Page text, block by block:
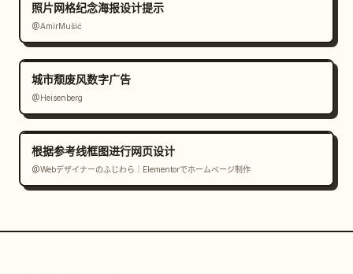
照片网格纪念海报设计提示
@AmirMušić
城市颓废风数字广告
@Heisenberg
根据参考线框图进行网页设计
@Webデザイナーのふじわら｜Elementorでホームページ制作